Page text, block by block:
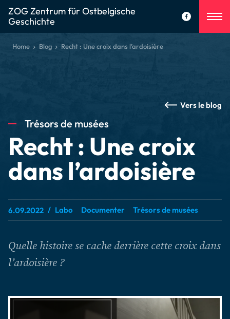
ZOG Zentrum für Ostbelgische
Geschichte
Home Blog Recht : Une croix dans l’ardoisière
Vers le blog
Trésors de musées
Recht : Une croix
dans l’ardoisière
6.09.2022 Labo Documenter Trésors de musées
Quelle histoire se cache derrière cette croix dans
l’ardoisière ?